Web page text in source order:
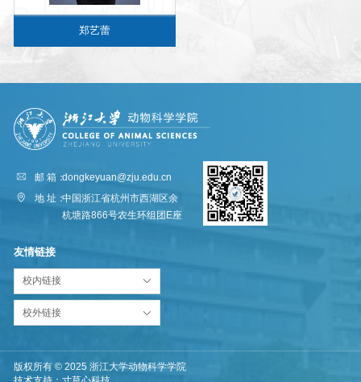
郑艺蕾
邮 箱：dongkeyuan@zju.edu.cn
地 址：中国浙江省杭州市西湖区余
杭塘路866号农生环组团E座
友情链接
校内链接
校外链接
版权所有 © 2025 浙江大学动物科学学院